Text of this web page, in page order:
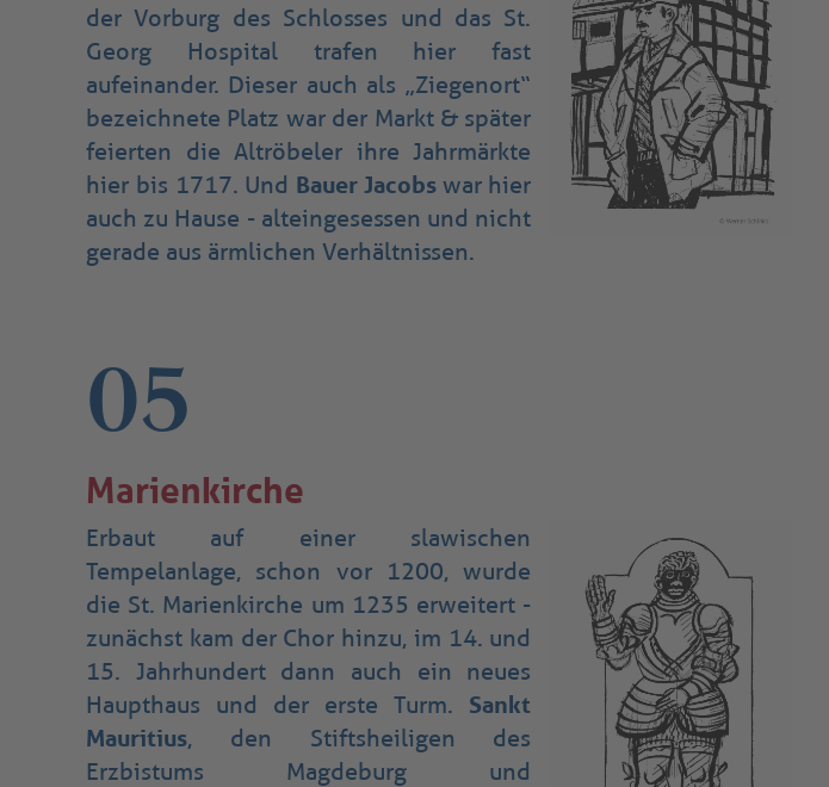
der Vorburg des Schlosses und das St.
Georg Hospital trafen hier fast
aufeinander. Dieser auch als „Ziegenort“
bezeichnete Platz war der Markt & später
feierten die Altröbeler ihre Jahrmärkte
hier bis 1717. Und Bauer Jacobs war hier
auch zu Hause - alteingesessen und nicht
gerade aus ärmlichen Verhältnissen.
05
Marienkirche
Erbaut auf einer slawischen
Tempelanlage, schon vor 1200, wurde
die St. Marienkirche um 1235 erweitert -
zunächst kam der Chor hinzu, im 14. und
15. Jahrhundert dann auch ein neues
Haupthaus und der erste Turm. Sankt
Mauritius, den Stiftsheiligen des
Erzbistums Magdeburg und